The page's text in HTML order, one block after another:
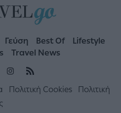
Γεύση Best Of
Lifestyle
Travel News
Πολιτική Cookies
Πολιτική